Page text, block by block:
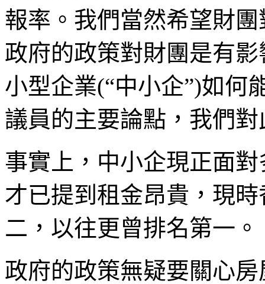
報率。我們當然希望財
政府的政策對財團是有
小型企業(“中小企”)如何
議員的主要論點，我們
事實上，中小企現正面
才已提到租金昂貴，現
二，以往更曾排名第一。
政府的政策無疑要關心